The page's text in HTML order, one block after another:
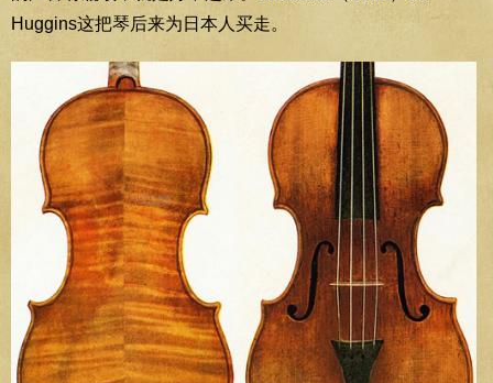
Huggins这把琴后来为日本人买走。